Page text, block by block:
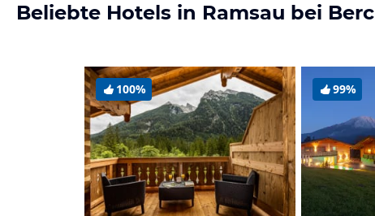
Beliebte Hotels in Ramsau bei
100% 99%